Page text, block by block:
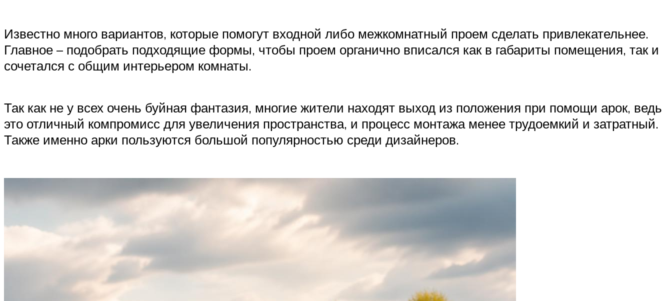
Известно много вариантов, которые помогут входной либо межкомнатный проем сделать привлекательнее.
Главное – подобрать подходящие формы, чтобы проем органично вписался как в габариты помещения, так и
сочетался с общим интерьером комнаты.
Так как не у всех очень буйная фантазия, многие жители находят выход из положения при помощи арок, ведь
это отличный компромисс для увеличения пространства, и процесс монтажа менее трудоемкий и затратный.
Также именно арки пользуются большой популярностью среди дизайнеров.